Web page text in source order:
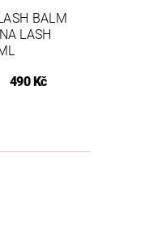
BALM
LASH
490 Kč